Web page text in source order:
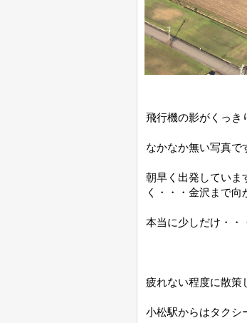
飛行機の影がくっき
なかなか無い写真で
朝早く出発していま
く・・・金沢まで向
本当に少しだけ・・
疲れない程度に散策
小松駅からはタクシ